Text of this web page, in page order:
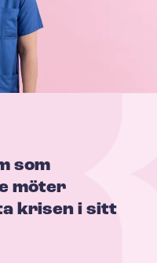
som
möter
krisen i sitt